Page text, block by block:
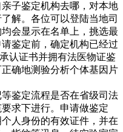
子鉴定机构去哪，对本地
解。各位可以登陆当地司
会显示在名单上，挑选最
鉴定前，确定机构已经过
认证书并拥有法医物证鉴
确地测验分析个体基因片
鉴定流程是否在省级司法
求下进行。申请做鉴定
人身份的有效证件，并在